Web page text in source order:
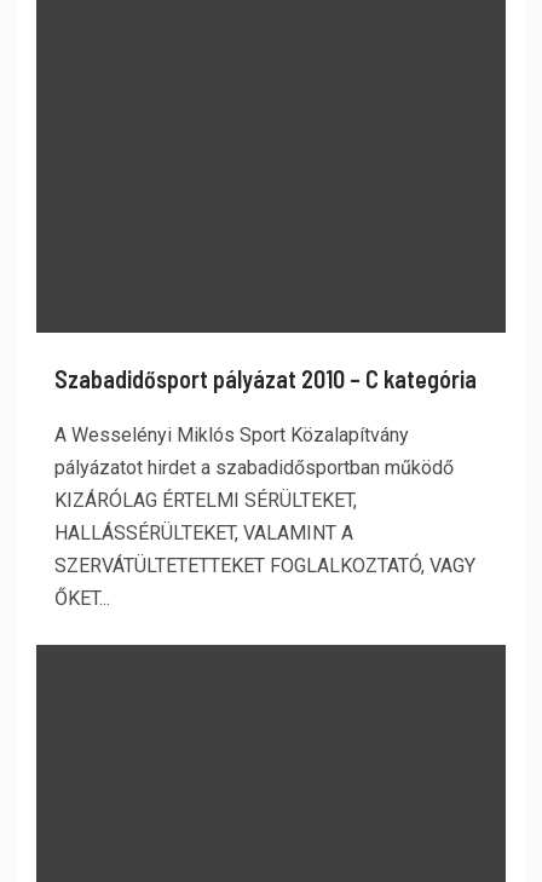
Szabadidősport pályázat 2010 – C kategória
A Wesselényi Miklós Sport Közalapítvány
pályázatot hirdet a szabadidősportban működő
KIZÁRÓLAG ÉRTELMI SÉRÜLTEKET,
HALLÁSSÉRÜLTEKET, VALAMINT A
SZERVÁTÜLTETETTEKET FOGLALKOZTATÓ, VAGY
ŐKET...